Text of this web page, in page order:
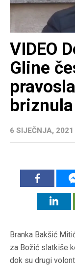
VIDEO
Gline
6 SIJEČNJA, 2021
Branka Bakšić
za Božić slatkiše
dok su drugi